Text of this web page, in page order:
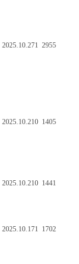
2025.10.271 2955
2025.10.210 1405
2025.10.210 1441
2025.10.171 1702